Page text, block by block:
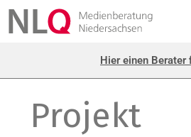
Hier einen Berater
Projekt